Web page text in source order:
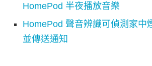
HomePod 半夜播放音樂
HomePod 聲音辨識可偵測家中
並傳送通知